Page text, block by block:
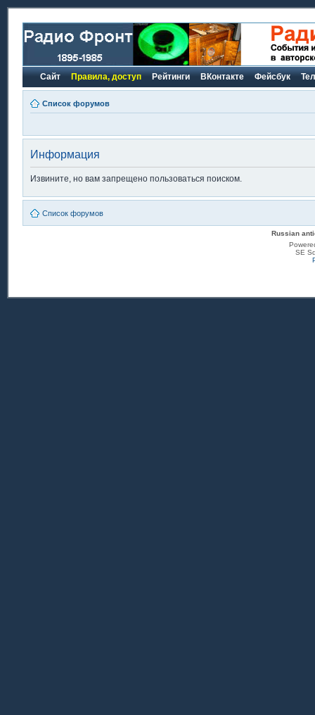
Сайт Правила, доступ Рейтинги ВКонтакте Фейсбук
Список форумов
Информация
Извините, но вам запрещено пользоваться поиском.
Список форумов
Russian
SE